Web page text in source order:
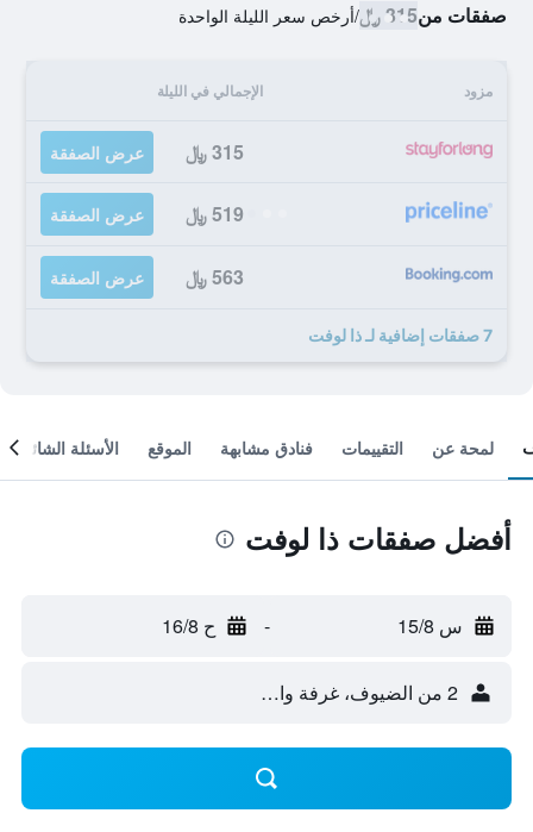
صفقات من315 ﷼ /أرخص سعر الليلة الواحدة
مزود الإجمالي في الليلة
315 ﷼ عرض الصفقة
519 ﷼ عرض الصفقة
563 ﷼ عرض الصفقة
7 صفقات إضافية لـ ذا لوفت
لمحة عن التقييمات فنادق مشابهة الموقع الأسئلة الشائعة
أفضل صفقات ذا لوفت
س 15/8 - ح 16/8
2 من الضيوف، غرفة واحدة